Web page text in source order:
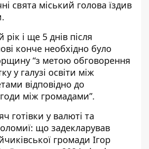
свята міський голова їздив
і ще 5 днів після
конче необхідно було
“з метою обговорення
у галузі освіти між
відповідно до
між громадами”.
готівки у валюті та
що задекларував
громади Ігор